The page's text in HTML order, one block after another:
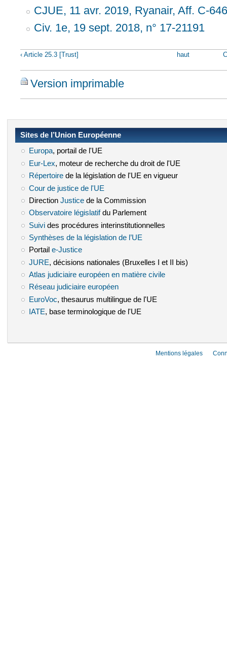
CJUE, 11 avr. 2019, Ryanair, Aff. C-
Civ. 1e, 19 sept. 2018, n° 17-21191
‹ Article 25.3 [Trust] haut
Version imprimable
Sites de l’Union Européenne
Europa(le lien est externe)
, portail de l'UE
Eur-Lex (le lien est externe)
, moteur de recherche du droit de l'UE
Répertoire(le lien est externe)
de la législation de l'UE en vigueur
Cour de justice de l'UE
Direction Justice(le lien est externe)
de la Commission
Observatoire législatif(le lien est externe)
du Parlement
Suivi(le lien est externe)
des procédures interinstitutionnelles
Synthèses de la législation de l’UE
Portail e-Justice(le lien est externe)
JURE (le lien est externe)
, décisions nationales (Bruxelles I et II bis)
Atlas judiciaire européen en matière civile(le lien est externe)
Réseau judiciaire européen(le lien est externe)
EuroVoc (le lien est externe)
, thesaurus multilingue de l'UE
IATE(le lien est externe)
, base terminologique de l'UE
Mentions légales